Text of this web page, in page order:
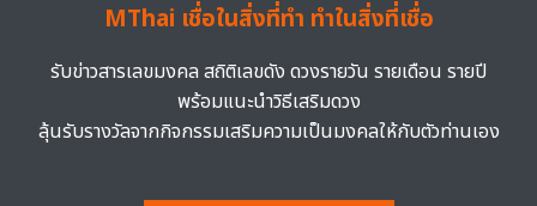
MThai เชื่อในสิ่งที่ทำ ทำในสิ่งที่เชื่อ
รับข่าวสารเลขมงคล สถิติเลขดัง ดวงรายวัน รายเดือน รายปี
พร้อมแนะนำวิธีเสริมดวง
ลุ้นรับรางวัลจากกิจกรรมเสริมความเป็นมงคลให้กับตัวท่านเอง